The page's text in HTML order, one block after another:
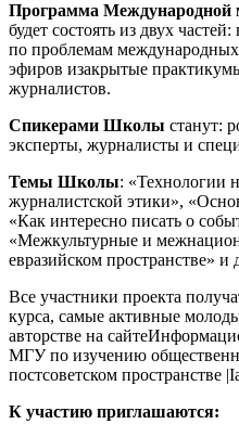
Программа
будет состоять из двух
по проблемам
эфиров изакрытые
журналистов.
Спикерами Школы станут:
эксперты, журналисты и
Темы Школы: «Технологии
журналистской этики»,
«Как интересно писать о
«Межкультурные и
евразийском пространстве» и
Все участники проекта
курса, самые активные
авторстве на
МГУ по изучению
постсоветском пространстве
К участию приглашаются: